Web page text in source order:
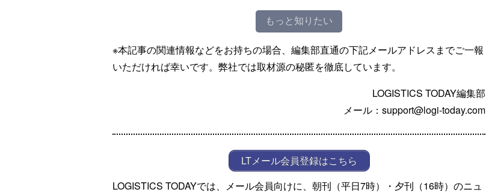
もっと知りたい
※本記事の関連情報などをお持ちの場合、編集部直通の下記メールアドレスまでご一報
いただければ幸いです。弊社では取材源の秘匿を徹底しています。
LOGISTICS TODAY編集部
メール：support@logi-today.com
LTメール会員登録はこちら
LOGISTICS TODAYでは、メール会員向けに、朝刊（平日7時）・夕刊（16時）のニュ